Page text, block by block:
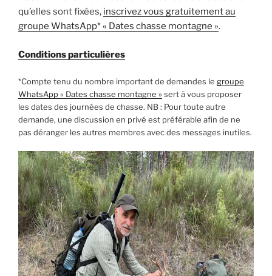
qu’elles sont fixées, inscrivez vous gratuitement au
groupe WhatsApp* « Dates chasse montagne ».
Conditions particulières
*Compte tenu du nombre important de demandes le groupe
WhatsApp « Dates chasse montagne »sert à vous proposer
les dates des journées de chasse. NB : Pour toute autre
demande, une discussion en privé est préférable afin de ne
pas déranger les autres membres avec des messages inutiles.